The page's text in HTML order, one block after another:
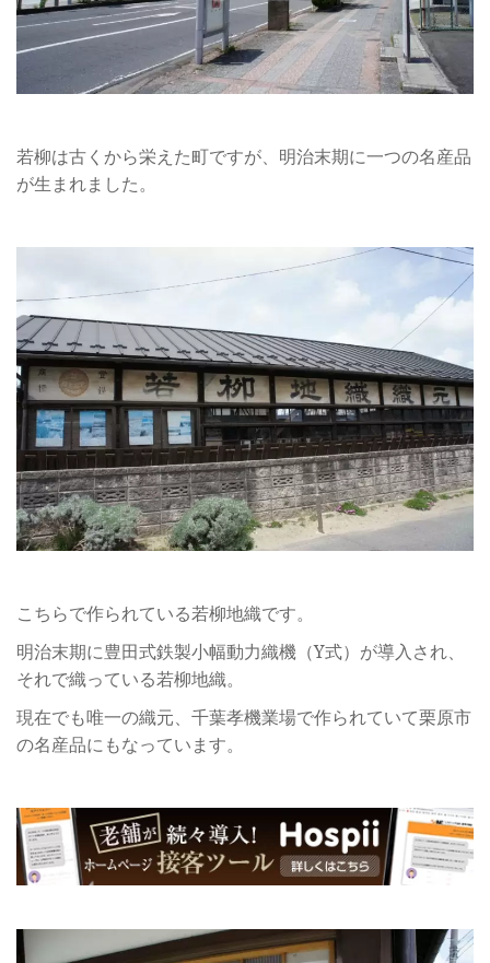
若柳は古くから栄えた町ですが、明治末期に一つの名産品
が生まれました。
こちらで作られている若柳地織です。
明治末期に豊田式鉄製小幅動力織機（Y式）が導入され、
それで織っている若柳地織。
現在でも唯一の織元、千葉孝機業場で作られていて栗原市
の名産品にもなっています。